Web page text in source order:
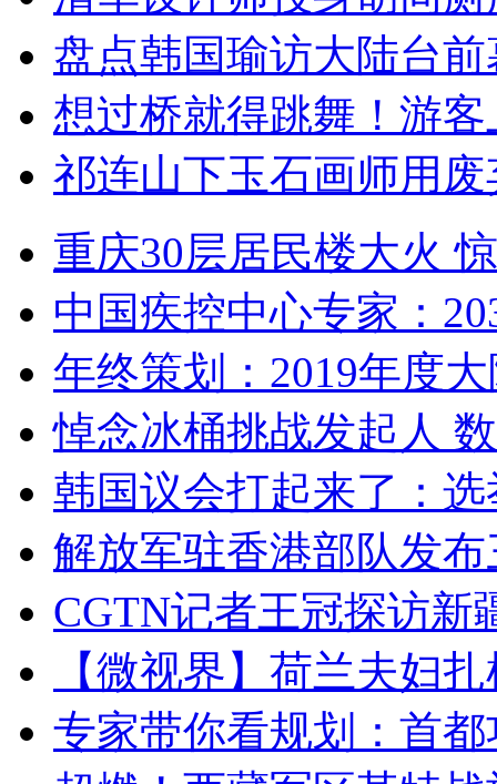
盘点韩国瑜访大陆台
想过桥就得跳舞！游客
祁连山下玉石画师用
重庆30层居民楼大火
中国疾控中心专家：
年终策划：2019年度
悼念冰桶挑战发起人
韩国议会打起来了：
解放军驻香港部队发
CGTN记者王冠探访新
【微视界】荷兰夫妇
专家带你看规划：首